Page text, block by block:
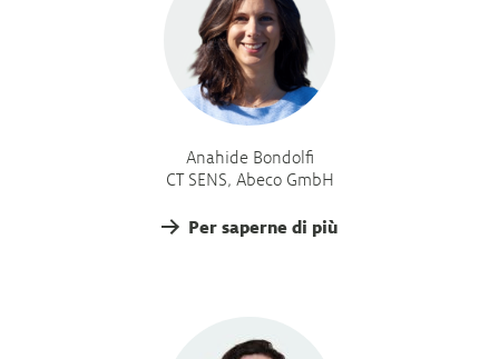
Anahide Bondolfi
CT SENS, Abeco GmbH
Per saperne di più